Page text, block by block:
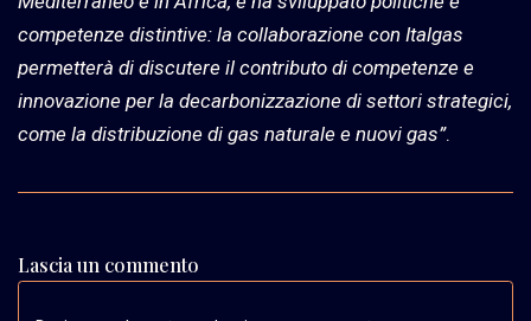
competenze distintive: la collaborazione con Italgas
permetterà di discutere il contributo di competenze e
innovazione per la decarbonizzazione di settori strategici,
come la distribuzione di gas naturale e nuovi gas”.
Lascia un commento